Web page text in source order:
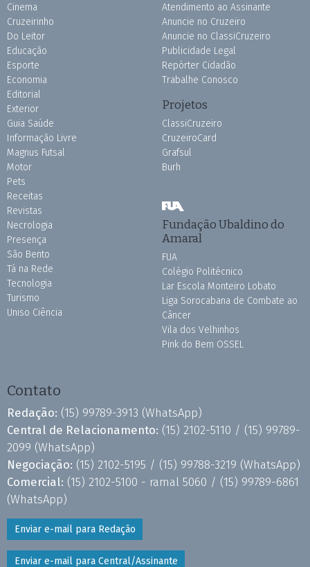
Cinema
Cruzeirinho
Do Leitor
Educação
Esporte
Economia
Editorial
Exterior
Guia Saúde
Informação Livre
Magnus Futsal
Motor
Pets
Receitas
Revistas
Necrologia
Presença
São Bento
Tá na Rede
Tecnologia
Turismo
Uniso Ciência
Atendimento ao Assinante
Anuncie no Cruzeiro
Anuncie no ClassiCruzeiro
Publicidade Legal
Repórter Cidadão
Trabalhe Conosco
Projetos
ClassiCruzeiro
CruzeiroCard
Grafsul
Burh
Fundação Ubaldino do
Amaral
FUA
Colégio Politécnico
Lar Escola Monteiro Lobato
Liga Sorocabana de Combate ao
Câncer
Vila dos Velhinhos
Pink do Bem OSSEL
Contato
Redação: (15) 99789-3913 (WhatsApp)
Central de Relacionamento: (15) 2102-5110 / (15) 99789-
2099 (WhatsApp)
Negociação: (15) 2102-5195 / (15) 99788-3219 (WhatsApp)
Comercial: (15) 2102-5100 - ramal 5060 / (15) 99789-6861
(WhatsApp)
Enviar e-mail para Redação
Enviar e-mail para Central/Assinante